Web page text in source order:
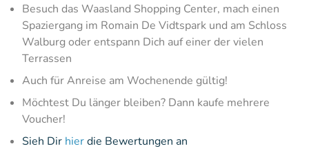
Besuch das Waasland Shopping Center, mach einen
Spaziergang im Romain De Vidtspark und am Schloss
Walburg oder entspann Dich auf einer der vielen
Terrassen
Auch für Anreise am Wochenende gültig!
Möchtest Du länger bleiben? Dann kaufe mehrere
Voucher!
Sieh Dir hierdie Bewertungen an